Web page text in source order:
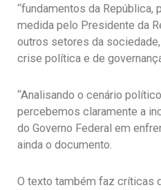
“fundamentos da República,
medida pelo Presidente da
outros setores da
crise política e de
“Analisando o cenário
percebemos claramente a
do Governo Federal em
ainda o documento.
O texto também faz críticas